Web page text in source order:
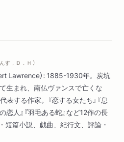
す，Ｄ．Ｈ ）
Lawrence）: 1885-1930年。炭坑
生まれ、南仏ヴァンスで亡くな
する作家。『恋する女たち』『息
恋人』『羽毛ある蛇』など12作の長
短篇小説、戯曲、紀行文、評論・